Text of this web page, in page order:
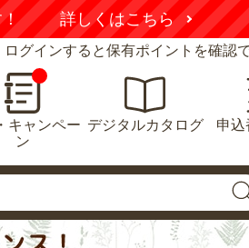
詳しくはこちら
グインすると保有ポイントを確認で
キャンペー
ン
デジタルカタログ 申込